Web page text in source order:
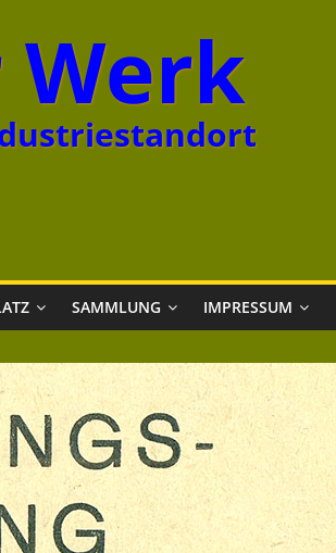
SAMMLUNG IMPRESSUM